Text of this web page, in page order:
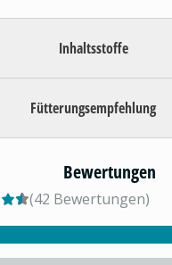
Inhaltsstoffe
Fütterungsempfehlung
Bewertungen
(42 Bewertungen)